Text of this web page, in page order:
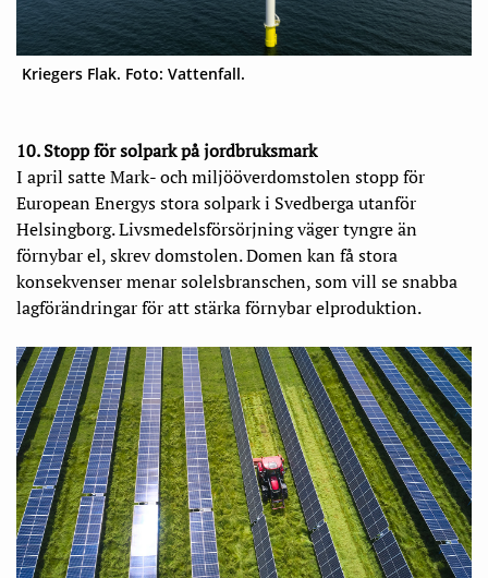
Kriegers Flak. Foto: Vattenfall.
10. Stopp för solpark på jordbruksmark
I april satte Mark- och miljööverdomstolen stopp för
European Energys stora solpark i Svedberga utanför
Helsingborg. Livsmedelsförsörjning väger tyngre än
förnybar el, skrev domstolen. Domen kan få stora
konsekvenser menar solelsbranschen, som vill se snabba
lagförändringar för att stärka förnybar elproduktion.